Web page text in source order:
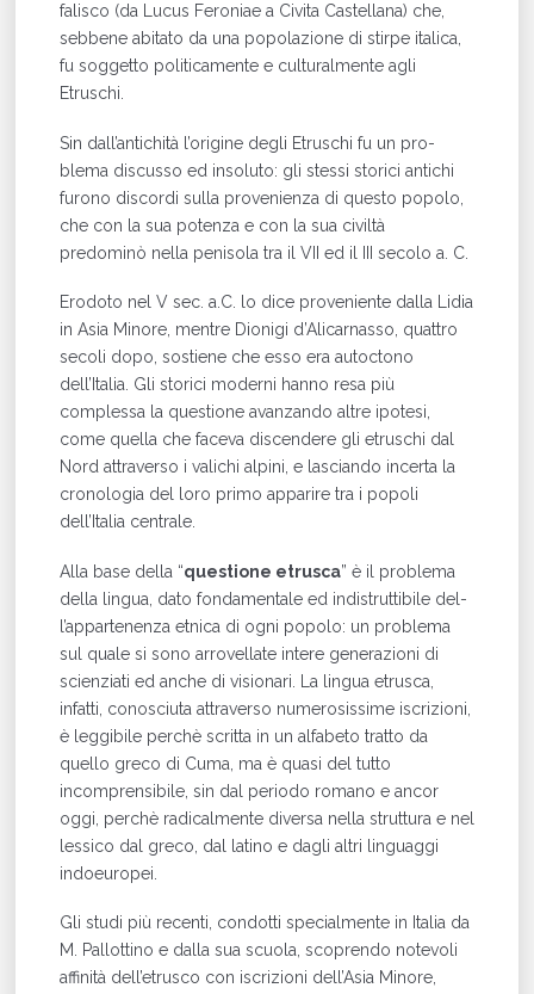
falisco (da Lucus Feroniae a Civita Castellana) che,
seb­bene abitato da una popolazione di stirpe italica,
fu soggetto politicamente e culturalmente agli
Etruschi.
Sin dall’antichità l’origine degli Etruschi fu un pro­
blema discusso ed insoluto: gli stessi storici antichi
fu­rono discordi sulla provenienza di questo popolo,
che con la sua potenza e con la sua civiltà
predominò nella penisola tra il VII ed il III secolo a. C.
Erodoto nel V sec. a.C. lo dice proveniente dalla Lidia
in Asia Minore, mentre Dionigi d’Alicarnasso, quattro
secoli dopo, sostiene che esso era autoctono
dell’Italia. Gli storici moderni hanno resa più
complessa la questione avan­zando altre ipotesi,
come quella che faceva discendere gli etruschi dal
Nord attraverso i valichi alpini, e lasciando incerta la
cronologia del loro primo apparire tra i popoli
dell’Italia centrale.
Alla base della “questione etrusca” è il problema
della lingua, dato fondamentale ed indistruttibile del­
l’appartenenza etnica di ogni popolo: un problema
sul quale si sono arrovellate intere generazioni di
scienziati ed anche di visionari. La lingua etrusca,
infatti, cono­sciuta attraverso numerosissime iscrizioni,
è leggibile perchè scritta in un alfabeto tratto da
quello greco di Cuma, ma è quasi del tutto
incomprensibile, sin dal periodo romano e ancor
oggi, perchè radicalmente diversa nella struttura e nel
lessico dal greco, dal latino e dagli altri linguaggi
indoeuropei.
Gli studi più recenti, condotti specialmente in Italia da
M. Pallottino e dalla sua scuola, scoprendo notevoli
affinità dell’etrusco con iscrizioni dell’Asia Minore,